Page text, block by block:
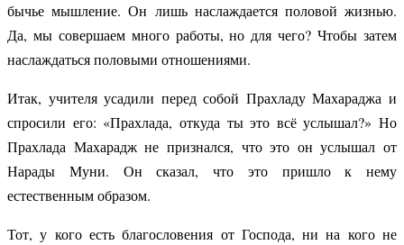
бычье мышление. Он лишь наслаждается половой жизнью.
Да, мы совершаем много работы, но для чего? Чтобы затем
наслаждаться половыми отношениями.
Итак, учителя усадили перед собой Прахладу Махараджа и
спросили его: «Прахлада, откуда ты это всё услышал?» Но
Прахлада Махарадж не признался, что это он услышал от
Нарады Муни. Он сказал, что это пришло к нему
естественным образом.
Тот, у кого есть благословения от Господа, ни на кого не